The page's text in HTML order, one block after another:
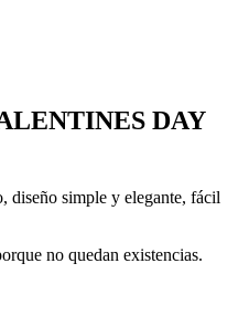
DAY
diseño simple y elegante, fácil
no quedan existencias.